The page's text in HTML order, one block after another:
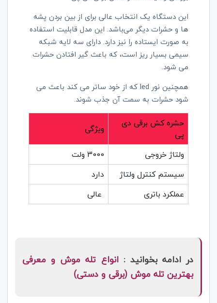
این دستگاه یک انتخاب عالی برای از بین بردن پشه
ها و حشرات دیگر می‌باشد. این مدل قابلیت استفاده
به صورت ایستاده را نیز دارد. دارای سه لایه شبکه
سیمی بسیار ریز است، که باعث گیر افتادن حشرات
می شود.
همچنین نور led که از خود ساتر می کند باعث می
شود حشرات به سمت آن جذب شوند.
حشره کش برقی دی
پی
ویژگی
ولتاژ خروجی
3000 ولت
سیستم کنترل ولتاژ
دارد
عملکرد باتری
عالی
در ادامه بخوانید :انواع تله موش و معرفی
بهترین تله موش (برقی و دستی)